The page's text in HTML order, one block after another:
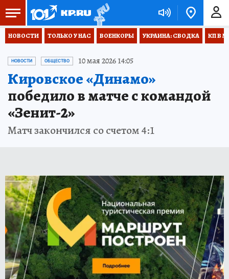
НОВОСТИ ТОЛЬКО У НАС ВОЕНКОРЫ УКРАИНА: СВОДКА КП В
НОВОСТИ ОБЩЕСТВО 10 мая 2026 14:05
Кировское «Динамо»
победило в матче с командой
«Зенит-2»
Матч закончился со счетом 4:1